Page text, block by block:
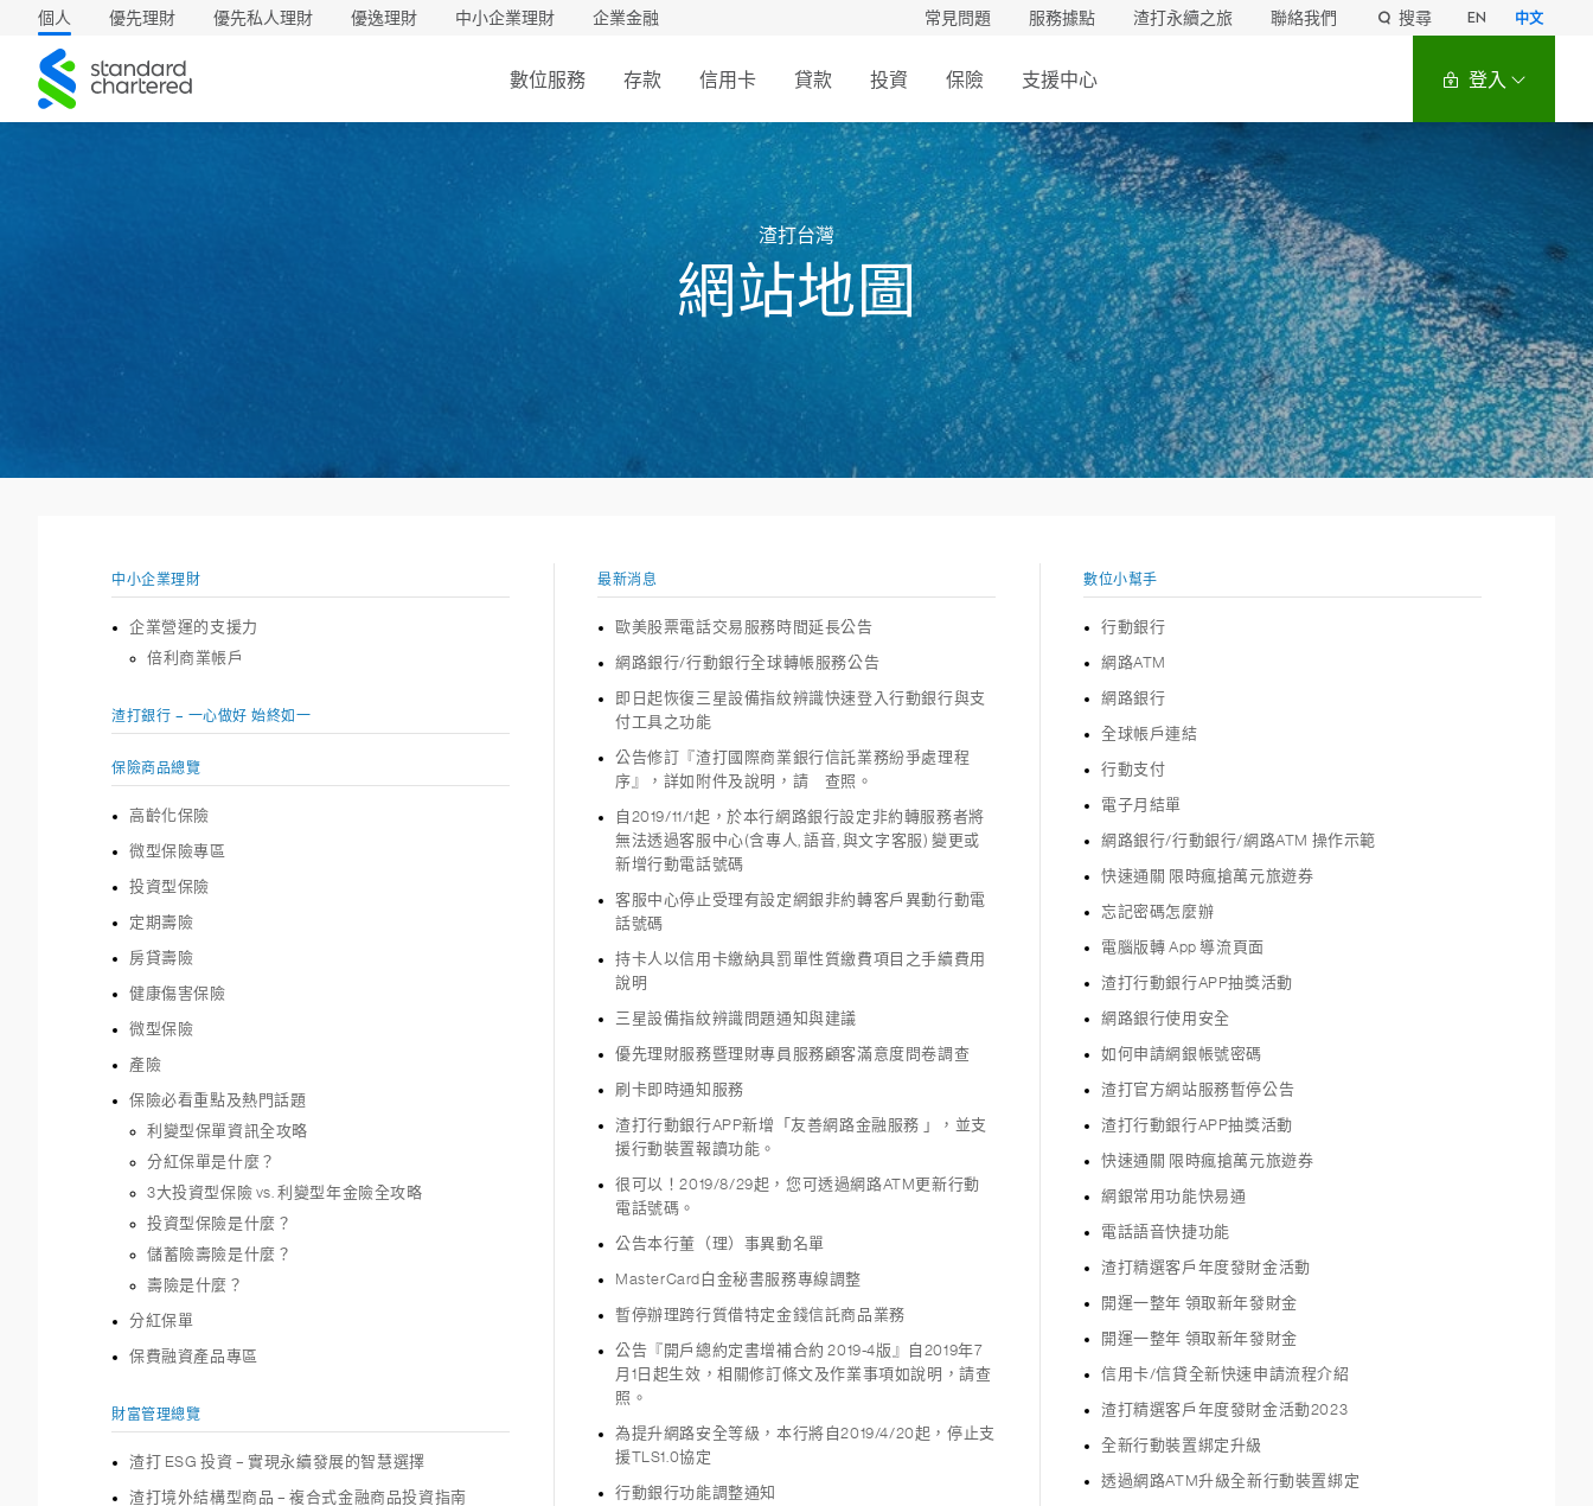
個人 優先理財 優先私人理財 優逸理財 中小企業理財 企業金融 常見問題 服務據點 渣打永續之旅 聯絡我們 搜尋 EN 中文
渣
打
數位服務 存款 信用卡 貸款 投資 保險 支援中心 登入
渣打台灣
網站地圖
中小企業理財
企業營運的支援力
倍利商業帳戶
渣打銀行 – 一心做好 始終如一
保險商品總覽
高齡化保險
微型保險專區
投資型保險
定期壽險
房貸壽險
健康傷害保險
微型保險
產險
保險必看重點及熱門話題
利變型保單資訊全攻略
分紅保單是什麼？
3大投資型保險 vs. 利變型年金險全攻略
投資型保險是什麼？
儲蓄險壽險是什麼？
壽險是什麼？
分紅保單
保費融資產品專區
財富管理總覽
渣打 ESG 投資 – 實現永續發展的智慧選擇
渣打境外結構型商品 – 複合式金融商品投資指南
最新消息
歐美股票電話交易服務時間延長公告
網路銀行/行動銀行全球轉帳服務公告
即日起恢復三星設備指紋辨識快速登入行動銀行與支
付工具之功能
公告修訂『渣打國際商業銀行信託業務紛爭處理程
序』，詳如附件及說明，請 查照。
自2019/11/1起，於本行網路銀行設定非約轉服務者將
無法透過客服中心(含專人, 語音, 與文字客服) 變更或
新增行動電話號碼
客服中心停止受理有設定網銀非約轉客戶異動行動電
話號碼
持卡人以信用卡繳納具罰單性質繳費項目之手續費用
說明
三星設備指紋辨識問題通知與建議
優先理財服務暨理財專員服務顧客滿意度問卷調查
刷卡即時通知服務
渣打行動銀行APP新增「友善網路金融服務 」，並支
援行動裝置報讀功能。
很可以！2019/8/29起，您可透過網路ATM更新行動
電話號碼。
公告本行董（理）事異動名單
MasterCard白金秘書服務專線調整
暫停辦理跨行質借特定金錢信託商品業務
公告『開戶總約定書增補合約 2019-4版』自2019年7
月1日起生效，相關修訂條文及作業事項如說明，請查
照。
為提升網路安全等級，本行將自2019/4/20起，停止支
援TLS1.0協定
行動銀行功能調整通知
數位小幫手
行動銀行
網路ATM
網路銀行
全球帳戶連結
行動支付
電子月結單
網路銀行/行動銀行/網路ATM 操作示範
快速通關 限時瘋搶萬元旅遊券
忘記密碼怎麼辦
電腦版轉 App 導流頁面
渣打行動銀行APP抽獎活動
網路銀行使用安全
如何申請網銀帳號密碼
渣打官方網站服務暫停公告
渣打行動銀行APP抽獎活動
快速通關 限時瘋搶萬元旅遊券
網銀常用功能快易通
電話語音快捷功能
渣打精選客戶年度發財金活動
開運一整年 領取新年發財金
開運一整年 領取新年發財金
信用卡/信貸全新快速申請流程介紹
渣打精選客戶年度發財金活動2023
全新行動裝置綁定升級
透過網路ATM升級全新行動裝置綁定